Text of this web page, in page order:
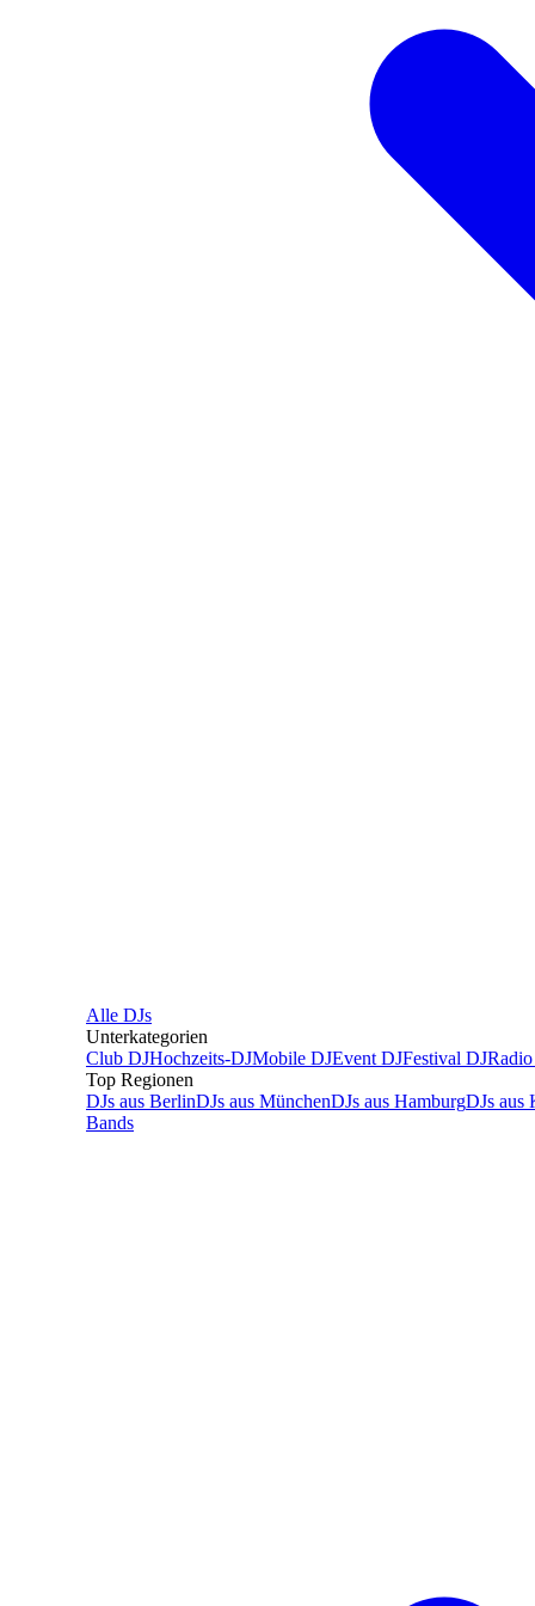
Alle DJs
Unterkategorien
Club DJHochzeits-DJMobile DJEvent DJFestival DJ
Top Regionen
DJs aus BerlinDJs aus MünchenDJs aus HamburgDJs aus
Bands